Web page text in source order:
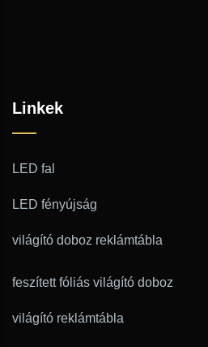
Linkek
LED fal
LED fényújság
világító doboz reklámtábla
feszített fóliás világító doboz
világító reklámtábla